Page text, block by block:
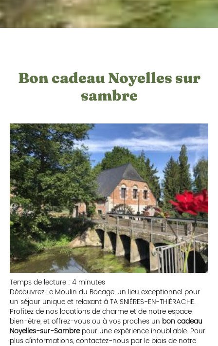
Bon cadeau Noyelles sur
sambre
Temps de lecture : 4 minutes
Découvrez Le Moulin du Bocage, un lieu exceptionnel pour
un séjour unique et relaxant à TAISNIÈRES-EN-THIÉRACHE.
Profitez de nos locations de charme et de notre espace
bien-être, et offrez-vous ou à vos proches un bon cadeau
Noyelles-sur-Sambrepour une expérience inoubliable. Pour
plus d'informations, contactez-nous par le biais de notre